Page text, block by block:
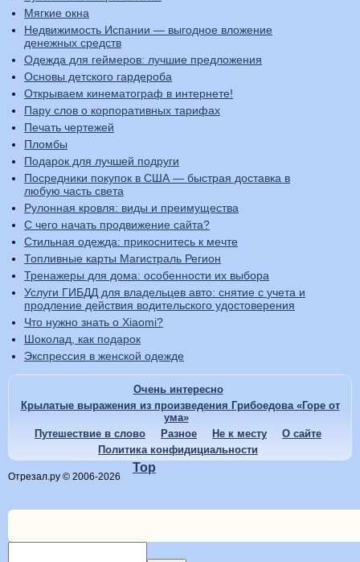
Мягкие окна
Недвижимость Испании — выгодное вложение
денежных средств
Одежда для геймеров: лучшие предложения
Основы детского гардероба
Открываем кинематограф в интернете!
Пару слов о корпоративных тарифах
Печать чертежей
Пломбы
Подарок для лучшей подруги
Посредники покупок в США — быстрая доставка в
любую часть света
Рулонная кровля: виды и преимущества
С чего начать продвижение сайта?
Стильная одежда: прикоснитесь к мечте
Топливные карты Магистраль Регион
Тренажеры для дома: особенности их выбора
Услуги ГИБДД для владельцев авто: снятие с учета и
продление действия водительского удостоверения
Что нужно знать о Xiaomi?
Шоколад, как подарок
Экспрессия в женской одежде
Очень интересно
Крылатые выражения из произведения Грибоедова «Горе от
ума»
Путешествие в слово
Разное Не к месту
О сайте
Политика конфидициальности
Отрезал.ру © 2006-2026
Top